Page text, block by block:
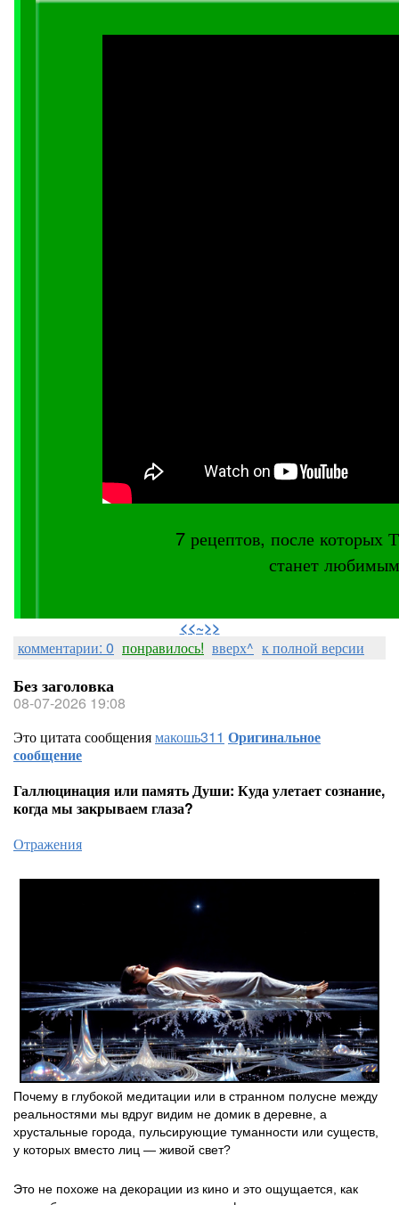
7 рецептов, после
станет
<<~>>
комментарии: 0 понравилось! вверх^ к полной версии
Без заголовка
08-07-2026 19:08
Это цитата сообщениямакошь311 Оригинальное
сообщение
Галлюцинация или память Души: Куда улетает сознание,
когда мы закрываем глаза?
Отражения
Почему в глубокой медитации или в странном полусне между
реальностями мы вдруг видим не домик в деревне, а
хрустальные города, пульсирующие туманности или существ,
у которых вместо лиц — живой свет?
Это не похоже на декорации из кино и это ощущается, как